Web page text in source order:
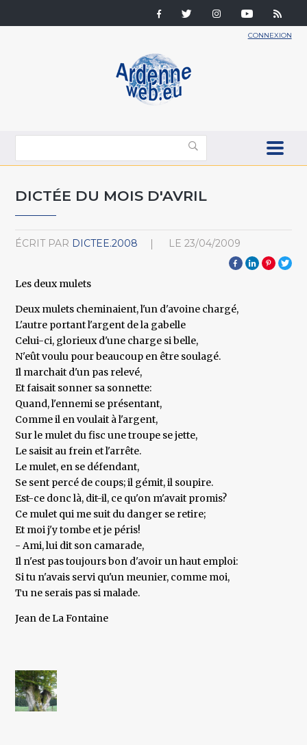
CONNEXION
DICTÉE DU MOIS D'AVRIL
ÉCRIT PAR DICTEE.2008 LE 23/04/2009
Les deux mulets
Deux mulets cheminaient, l'un d'avoine chargé,
L'autre portant l'argent de la gabelle
Celui-ci, glorieux d'une charge si belle,
N'eût voulu pour beaucoup en être soulagé.
Il marchait d'un pas relevé,
Et faisait sonner sa sonnette:
Quand, l'ennemi se présentant,
Comme il en voulait à l'argent,
Sur le mulet du fisc une troupe se jette,
Le saisit au frein et l'arrête.
Le mulet, en se défendant,
Se sent percé de coups; il gémit, il soupire.
Est-ce donc là, dit-il, ce qu'on m'avait promis?
Ce mulet qui me suit du danger se retire;
Et moi j'y tombe et je péris!
- Ami, lui dit son camarade,
Il n'est pas toujours bon d'avoir un haut emploi:
Si tu n'avais servi qu'un meunier, comme moi,
Tu ne serais pas si malade.
Jean de La Fontaine